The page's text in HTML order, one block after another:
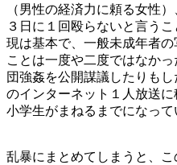
（男性の経済力に頼る女性
３日に１回殴らないと言う
現は基本で、一般未成年者
ことは一度や二度ではなか
団強姦を公開謀議したりも
のインターネット１人放送
小学生がまねるまでになって
乱暴にまとめてしまうと、